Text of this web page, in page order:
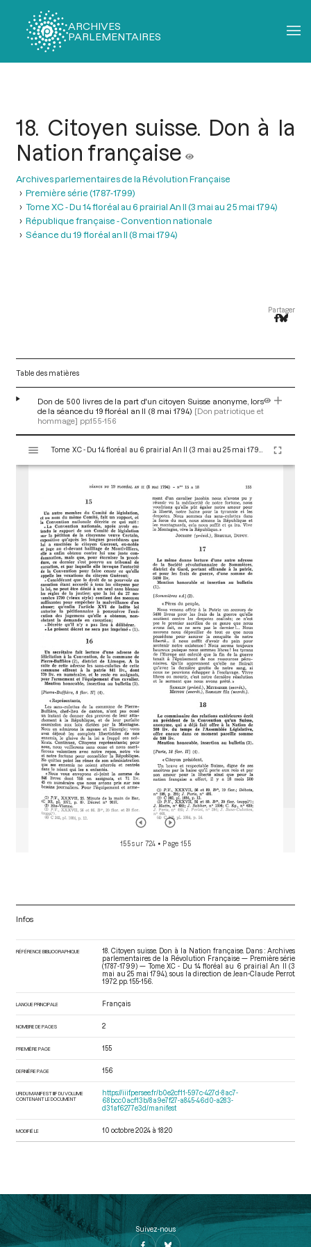
ARCHIVES
PARLEMENTAIRES
18. Citoyen suisse. Don à la
Nation française
Archives parlementaires de la Révolution Française
Première série (1787-1799)
Tome XC - Du 14 floréal au 6 prairial An II (3 mai au 25 mai 1794)
République française - Convention nationale
Séance du 19 floréal an II (8 mai 1794)
Partager
Table des matières
Don de 500 livres de la part d'un citoyen Suisse anonyme, lors
de la séance du 19 floréal an II (8 mai 1794) [Don patriotique et
hommage] pp.155-156
s
155 sur 724 • Page 155
Infos
RÉFÉRENCE BIBLIOGRAPHIQUE
18. Citoyen suisse. Don à la Nation française. Dans : Archives
parlementaires de la Révolution Française — Première série
(1787-1799) — Tome XC - Du 14 floréal au 6 prairial An II (3
mai au 25 mai 1794) , sous la direction de Jean-Claude Perrot.
1972. pp. 155-156.
LANGUE PRINCIPALE Français
NOMBRE DE PAGES 2
PREMIÈRE PAGE 155
DERNIÈRE PAGE 156
URI DU MANIFEST IIIF DU VOLUME
CONTENANT LE DOCUMENT
https://iiif.persee.fr/b0e2cf11-597c-427d-8ac7-
68bcc0acf13b/8a9e7f27-a845-46d0-a283-
d31af6277e3d/manifest
MODIFIÉ LE 10 octobre 2024 à 18:20
Suivez-nous